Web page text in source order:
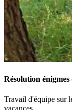
Résolution énigmes
Travail d'équipe sur
vacances